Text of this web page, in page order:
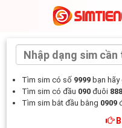
Tìm sim có số 9999 bạn hãy
Tìm sim có đầu 090 đuôi
Tìm sim bắt đầu bằng 0909